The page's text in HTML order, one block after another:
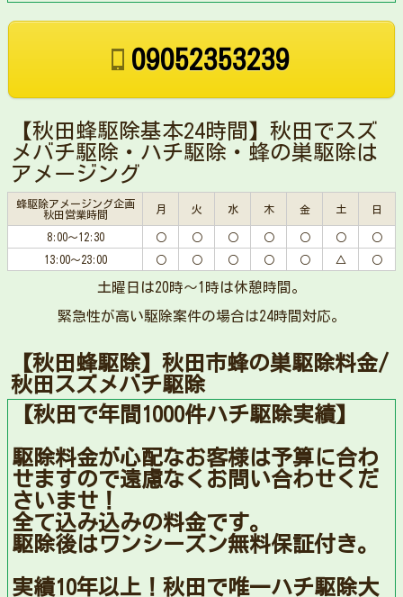
09052353239
【秋田蜂駆除基本24時間】秋田でスズ
メバチ駆除・ハチ駆除・蜂の巣駆除は
アメージング
蜂駆除アメージング企画
秋田営業時間
月 火 水 木 金 土 日
8:00～12:30 ○ ○ ○ ○ ○ ○ ○
13:00～23:00 ○ ○ ○ ○ ○ △ ○
土曜日は20時〜1時は休憩時間。
緊急性が高い駆除案件の場合は24時間対応。
【秋田蜂駆除】秋田市蜂の巣駆除料金/
秋田スズメバチ駆除
【秋田で年間1000件ハチ駆除実績】
駆除料金が心配なお客様は予算に合わ
せますので遠慮なくお問い合わせくだ
さいませ！
全て込み込みの料金です。
駆除後はワンシーズン無料保証付き。
実績10年以上！秋田で唯一ハチ駆除大